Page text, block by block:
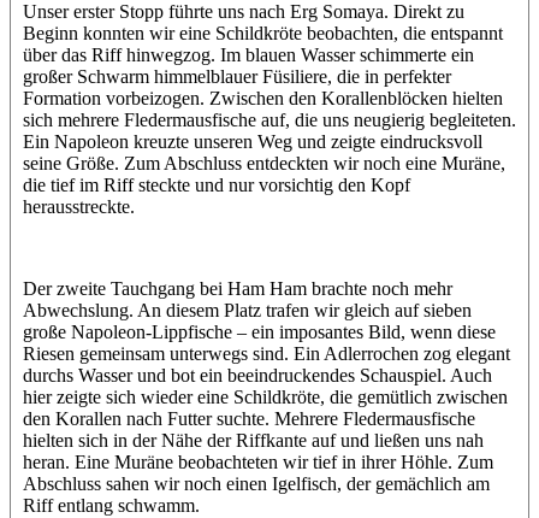
Unser erster Stopp führte uns nach Erg Somaya. Direkt zu
Beginn konnten wir eine Schildkröte beobachten, die entspannt
über das Riff hinwegzog. Im blauen Wasser schimmerte ein
großer Schwarm himmelblauer Füsiliere, die in perfekter
Formation vorbeizogen. Zwischen den Korallenblöcken hielten
sich mehrere Fledermausfische auf, die uns neugierig begleiteten.
Ein Napoleon kreuzte unseren Weg und zeigte eindrucksvoll
seine Größe. Zum Abschluss entdeckten wir noch eine Muräne,
die tief im Riff steckte und nur vorsichtig den Kopf
herausstreckte.
Der zweite Tauchgang bei Ham Ham brachte noch mehr
Abwechslung. An diesem Platz trafen wir gleich auf sieben
große Napoleon-Lippfische – ein imposantes Bild, wenn diese
Riesen gemeinsam unterwegs sind. Ein Adlerrochen zog elegant
durchs Wasser und bot ein beeindruckendes Schauspiel. Auch
hier zeigte sich wieder eine Schildkröte, die gemütlich zwischen
den Korallen nach Futter suchte. Mehrere Fledermausfische
hielten sich in der Nähe der Riffkante auf und ließen uns nah
heran. Eine Muräne beobachteten wir tief in ihrer Höhle. Zum
Abschluss sahen wir noch einen Igelfisch, der gemächlich am
Riff entlang schwamm.